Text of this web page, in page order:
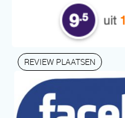
REVIEW PLAATSEN